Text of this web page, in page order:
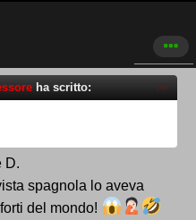
ha scritto:
D.
spagnola lo aveva
del mondo!